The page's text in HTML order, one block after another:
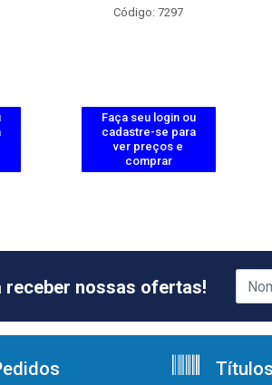
Código: 7297
Faça seu login ou
cadastre-se para
ver preços e
comprar
receber nossas ofertas!
Títulos